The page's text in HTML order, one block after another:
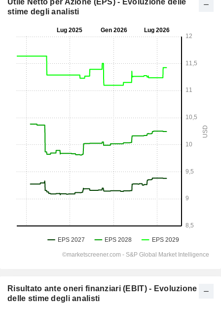
Utile Netto per Azione (EPS) - Evoluzione delle
stime degli analisti
Risultato ante oneri finanziari (EBIT) - Evoluzione
delle stime degli analisti